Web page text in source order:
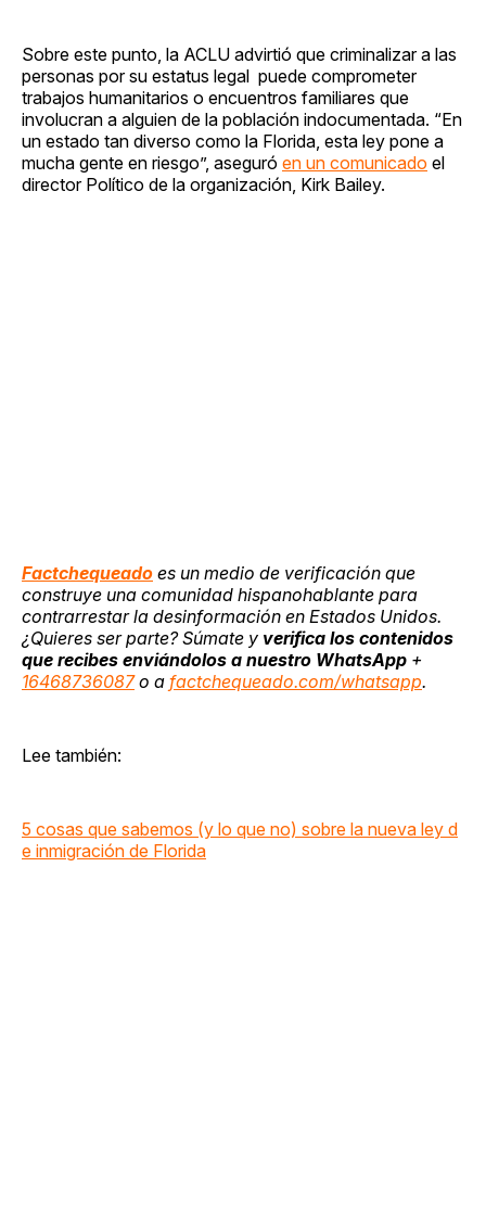
Sobre este punto, la ACLU advirtió que criminalizar a las
personas por su estatus legal puede comprometer
trabajos humanitarios o encuentros familiares que
involucran a alguien de la población indocumentada. “En
un estado tan diverso como la Florida, esta ley pone a
mucha gente en riesgo”, aseguró en un comunicado el
director Político de la organización, Kirk Bailey.
Factchequeado es un medio de verificación que
construye una comunidad hispanohablante para
contrarrestar la desinformación en Estados Unidos.
¿Quieres ser parte? Súmate y verifica los contenidos
que recibes enviándolos a nuestro WhatsApp +
16468736087o a factchequeado.com/whatsapp.
Lee también:
5 cosas que sabemos (y lo que no) sobre la nueva ley d
e inmigración de Florida